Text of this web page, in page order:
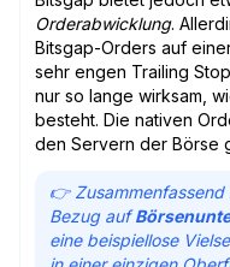
Orderabwicklung.
Bitsgap-Orders auf
sehr engen Trailing
nur so lange wirksam,
besteht. Die nativen
den Servern der Börse
👉
Bezug auf
eine beispiellose